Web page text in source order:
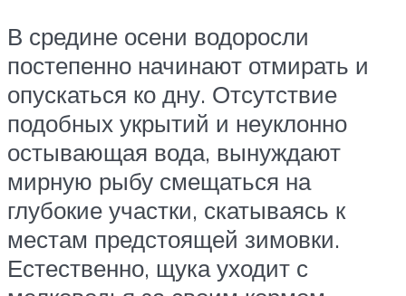
В средине осени водоросли
постепенно начинают отмирать и
опускаться ко дну. Отсутствие
подобных укрытий и неуклонно
остывающая вода, вынуждают
мирную рыбу смещаться на
глубокие участки, скатываясь к
местам предстоящей зимовки.
Естественно, щука уходит с